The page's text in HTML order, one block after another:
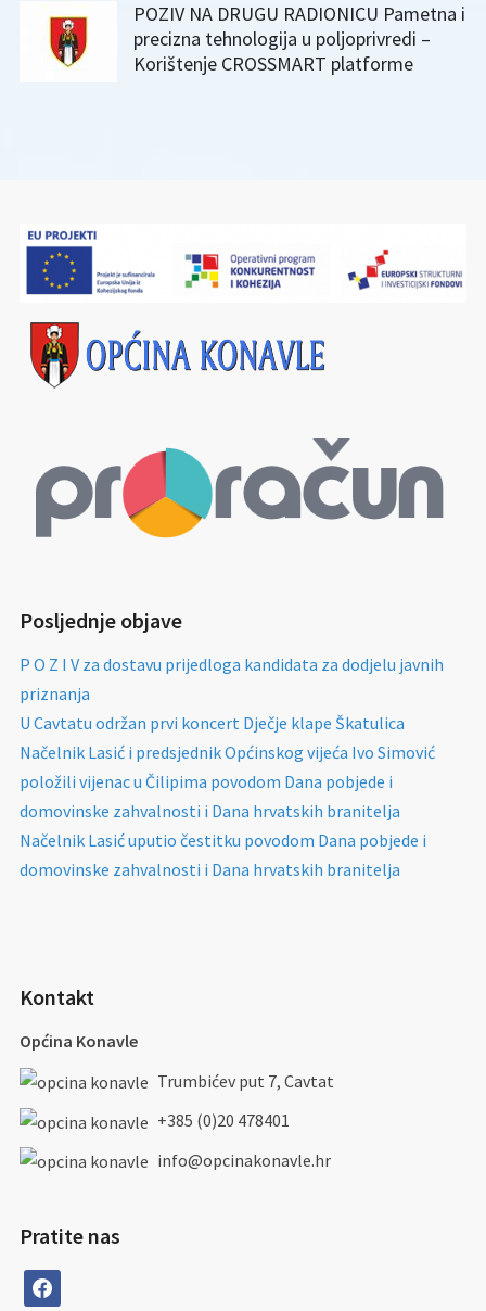
POZIV NA DRUGU RADIONICU Pametna i
precizna tehnologija u poljoprivredi –
Korištenje CROSSMART platforme
Posljednje objave
P O Z I V za dostavu prijedloga kandidata za dodjelu javnih
priznanja
U Cavtatu održan prvi koncert Dječje klape Škatulica
Načelnik Lasić i predsjednik Općinskog vijeća Ivo Simović
položili vijenac u Čilipima povodom Dana pobjede i
domovinske zahvalnosti i Dana hrvatskih branitelja
Načelnik Lasić uputio čestitku povodom Dana pobjede i
domovinske zahvalnosti i Dana hrvatskih branitelja
Kontakt
Općina Konavle
Trumbićev put 7, Cavtat
+385 (0)20 478401
info@opcinakonavle.hr
Pratite nas
facebook